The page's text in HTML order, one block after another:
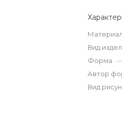
Материал
Вид
Форма
Автор
Вид